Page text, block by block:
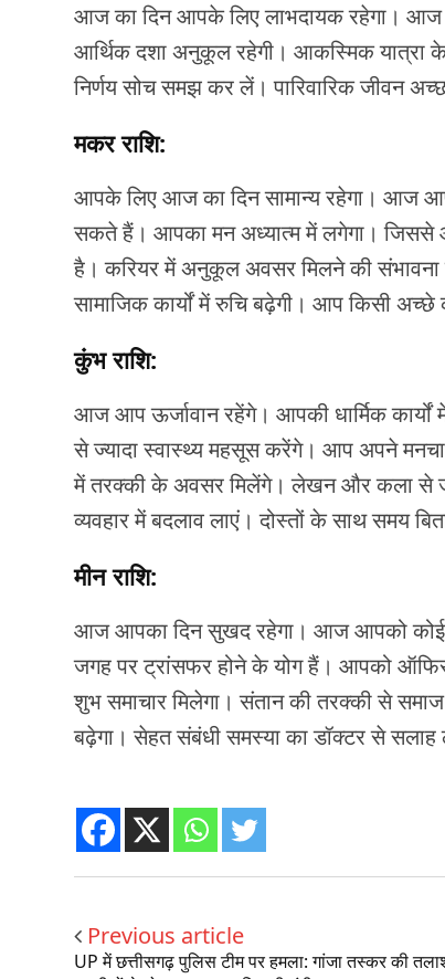
आज का दिन आपके लिए लाभदायक रहेगा। आज
आर्थिक दशा अनुकूल रहेगी। आकस्मिक यात्रा के
निर्णय सोच समझ कर लें। पारिवारिक जीवन
मकर राशि:
आपके लिए आज का दिन सामान्य रहेगा। आज
सकते हैं। आपका मन अध्यात्म में लगेगा। जिससे
है। करियर में अनुकूल अवसर मिलने की संभावना
सामाजिक कार्यों में रुचि बढ़ेगी। आप किसी अच्छे
कुंभ राशि:
आज आप ऊर्जावान रहेंगे। आपकी धार्मिक
से ज्यादा स्वास्थ्य महसूस करेंगे। आप अपने मनचाहे
में तरक्की के अवसर मिलेंगे। लेखन और कला से
व्यवहार में बदलाव लाएं। दोस्तों के साथ समय
मीन राशि:
आज आपका दिन सुखद रहेगा। आज आपको कोई
जगह पर ट्रांसफर होने के योग हैं। आपको
शुभ समाचार मिलेगा। संतान की तरक्की से
बढ़ेगा। सेहत संबंधी समस्या का डॉक्टर से
Previous article
UP में छत्तीसगढ़ पुलिस टीम पर हमला: गांजा तस्कर की